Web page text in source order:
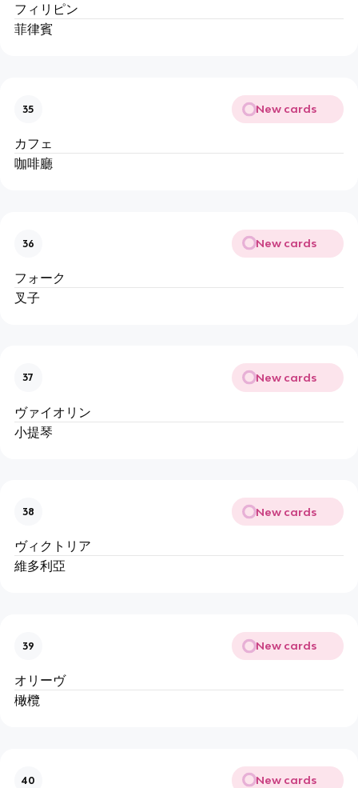
フィリピン
菲律賓
35 New cards
カフェ
咖啡廳
36 New cards
フォーク
叉子
37 New cards
ヴァイオリン
小提琴
38 New cards
ヴィクトリア
維多利亞
39 New cards
オリーヴ
橄欖
40 New cards